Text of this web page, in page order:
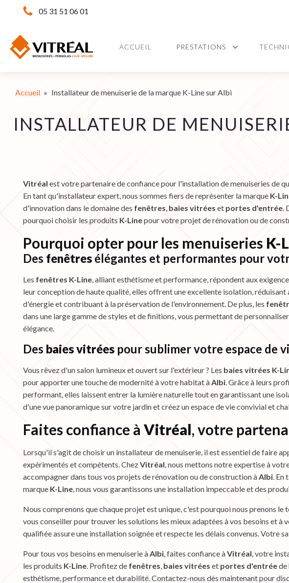
05 31 51 06 01
ACCUEIL PRESTATIONS
Accueil » Installateur de menuiserie de la marque K-Line sur Albi
INSTALLATEUR DE
Vitréal est votre partenaire de confiance pour l'installation de menuiseries de
En tant qu'installateur expert, nous sommes fiers de représenter la marque K-
d'innovation dans le domaine des fenêtres,baies vitrées et portes d'entrée.
pourquoi choisir les produits K-Linepour votre projet de rénovation ou de
Pourquoi opter pour les menuiseries K-
Des fenêtresélégantes et performantes pour
Les fenêtres K-Line, alliant esthétisme et performance, répondent aux
leur conception de haute qualité, elles offrent une excellente isolation,
d'énergie et contribuant à la préservation de l'environnement. De plus, les
dans une large gamme de styles et de finitions, vous permettant de
élégance.
Des baies vitréespour sublimer votre espace de
Vous rêvez d'un salon lumineux et ouvert sur l'extérieur ? Les baies vitrées K-
pour apporter une touche de modernité à votre habitat àAlbi. Grâce à leurs
performant, elles laissent entrer la lumière naturelle tout en garantissant une
d'une vue panoramique sur votre jardin et créez un espace de vie convivial et
Faites confiance à Vitréal, votre
Lorsqu'il s'agit de choisir un installateur de menuiserie, il est essentiel de faire
expérimentés et compétents. ChezVitréal, nous mettons notre expertise à
accompagner dans tous vos projets de rénovation ou de construction àAlbi. En
marque K-Line, nous vous garantissons une installation impeccable et des
Nous comprenons que chaque projet est unique, c'est pourquoi nous prenons le
vous conseiller pour trouver les solutions les mieux adaptées à vos besoins et
qualifiée assure une installation soignée et respecte les délais convenus. Votre
Pour tous vos besoins en menuiserie àAlbi, faites confiance àVitréal, votre
les produits K-Line. Profitez de fenêtres, baies vitrées et portes d'entréede
esthétisme, performance et durabilité. Contactez-nous dès maintenant pour